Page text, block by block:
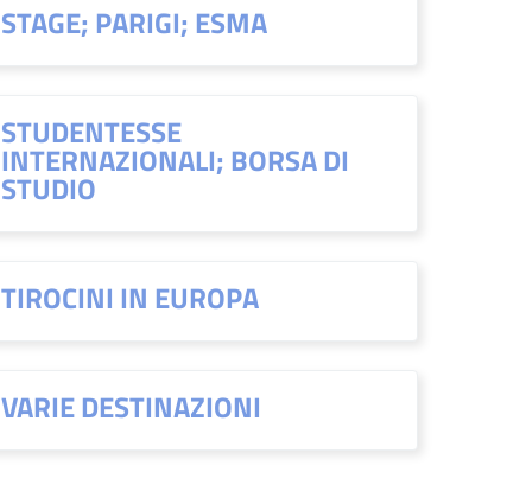
STAGE; PARIGI; ESMA
STUDENTESSE
INTERNAZIONALI; BORSA DI
STUDIO
TIROCINI IN EUROPA
VARIE DESTINAZIONI